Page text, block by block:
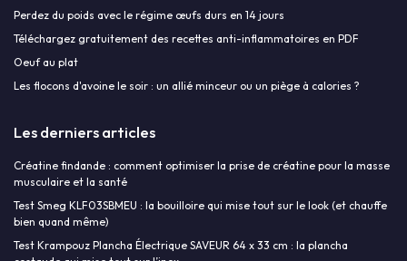
Perdez du poids avec le régime œufs durs en 14 jours
Téléchargez gratuitement des recettes anti-inflammatoires en PDF
Oeuf au plat
Les flocons d'avoine le soir : un allié minceur ou un piège à calories ?
Les derniers articles
Créatine findande : comment optimiser la prise de créatine pour la masse
musculaire et la santé
Test Smeg KLF03SBMEU : la bouilloire qui mise tout sur le look (et chauffe
bien quand même)
Test Krampouz Plancha Électrique SAVEUR 64 x 33 cm : la plancha